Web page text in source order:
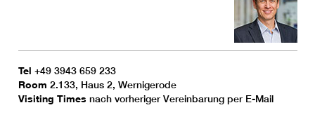
Tel +49 3943 659 233
Room 2.133, Haus 2, Wernigerode
Visiting Times nach vorheriger Vereinbarung per E-Mail